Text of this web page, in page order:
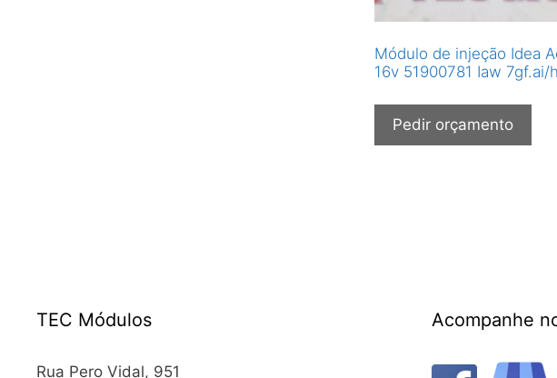
Módulo de injeção Idea
16v 51900781 Iaw 7gf.ai/
Pedir orçamento
TEC Módulos
Rua Pero Vidal, 951
Acompanhe